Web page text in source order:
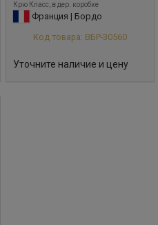
Крю Класс, в дер. коробке
Франция | Бордо
Код товара: ВБР-30560
Уточните наличие и цену